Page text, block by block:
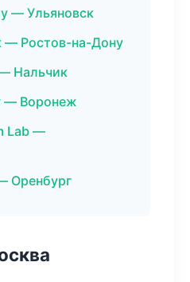
— Ульяновск
— Ростов-на-Дону
Нальчик
— Воронеж
Lab —
Оренбург